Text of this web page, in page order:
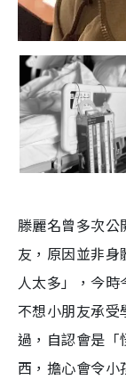
滕麗名曾多次公
友，原因並非
人太多」，今
不想小朋友承
過，自認會是
西，擔心會令